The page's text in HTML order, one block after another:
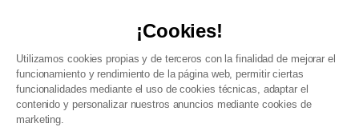
¡Cookies!
Utilizamos cookies propias y de terceros con la finalidad de mejorar el
funcionamiento y rendimiento de la página web, permitir ciertas
funcionalidades mediante el uso de cookies técnicas, adaptar el
contenido y personalizar nuestros anuncios mediante cookies de
marketing.